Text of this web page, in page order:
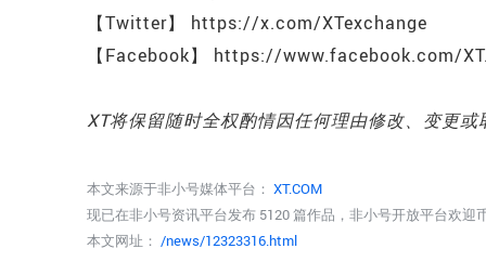
【Twitter】 https://x.com/XTexchange
【Facebook】 https://www.facebook.com/
XT将保留随时全权酌情因任何理由修改、变更
本文来源于非小号媒体平台： XT.COM
现已在非小号资讯平台发布 5120 篇作品，非小号开放平台欢迎
本文网址： /news/12323316.html